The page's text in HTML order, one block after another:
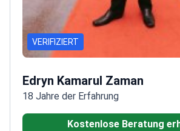
VERIFIZIERT
Edryn Kamarul Zaman
18 Jahre der Erfahrung
Kostenlose Beratung